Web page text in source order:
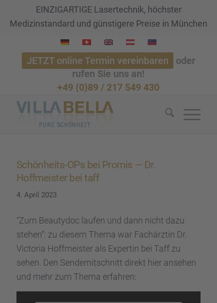
EINZIGARTIGE Lasertechnik, höchster
Medizinstandard und günstigere Preise in München
JETZT online Termin vereinbaren
oder
rufen Sie uns an!
+49 (0)89 / 217 549 430
Schön­heits-OPs bei Promis — Dr.
Hoffmeis­ter bei taff
4. April 2023
“Zum Beauty­doc laufen und dann nicht dazu
stehen”: zu diesem Thema war Fachärz­tin Dr.
Victo­ria Hoffmeis­ter als Exper­tin bei Taff zu
sehen. Den Sende­mit­schnitt direkt hier ansehen
und mehr zum Thema erfah­ren: